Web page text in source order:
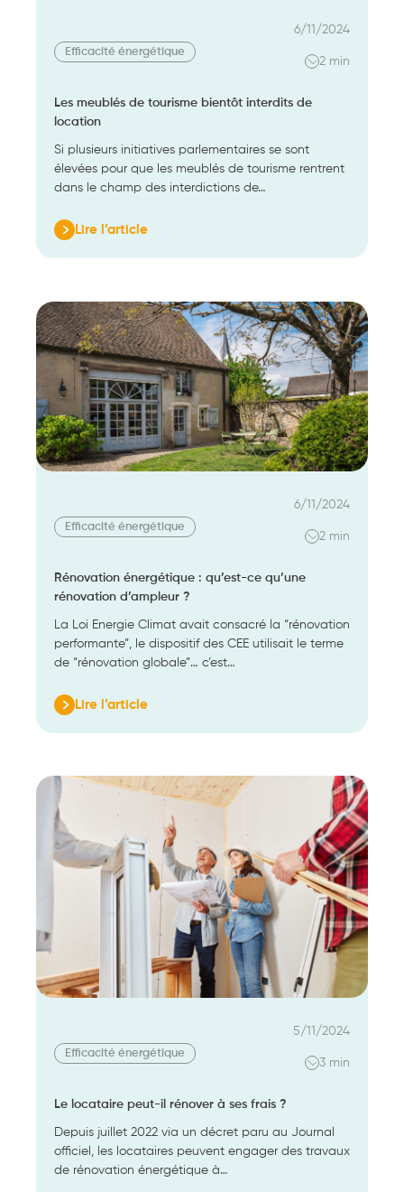
Efficacité énergétique
6/11/2024
2 min
Les meublés de tourisme bientôt interdits de
location
Si plusieurs initiatives parlementaires se sont
élevées pour que les meublés de tourisme rentrent
dans le champ des interdictions de…
Lire l’article
:
Les
tourisme
bientôt
interdits
de
location
Efficacité énergétique
6/11/2024
2 min
Rénovation énergétique : qu’est-ce qu’une
rénovation d’ampleur ?
La Loi Energie Climat avait consacré la “rénovation
performante”, le dispositif des CEE utilisait le terme
de “rénovation globale”… c’est…
Lire l’article
:
Rénovation
qu’est-
ce
qu’une
rénovation
d’ampleur ?
Efficacité énergétique
5/11/2024
3 min
Le locataire peut-il rénover à ses frais ?
Depuis juillet 2022 via un décret paru au Journal
officiel, les locataires peuvent engager des travaux
de rénovation énergétique à…